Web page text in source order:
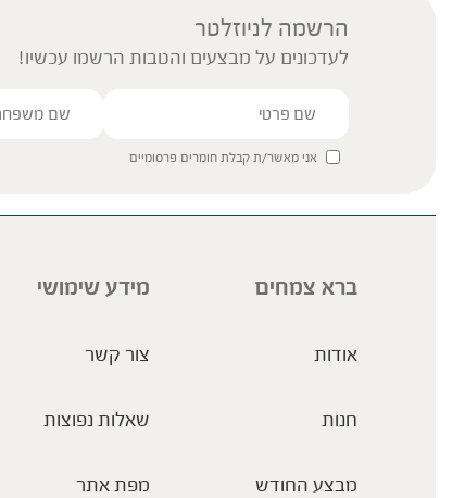
הרשמה לניוזלטר
לעדכונים על מבצעים והטבות הרשמו עכשיו!
אני מאשר/ת קבלת חומרים פרסומיים
ברא צמחים
אודות
חנות
מבצע החודש
מידע שימושי
צור קשר
שאלות נפוצות
מפת אתר